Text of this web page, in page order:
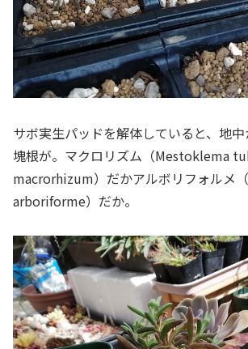
サボ実生パッドを解体していると、地
塊根が。マクロリズム（Mestoklema
macrorhizum）だかアルボリフォルメ
arboriforme）だか。